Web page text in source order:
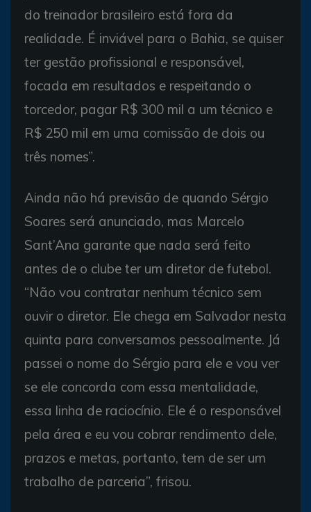
do treinador brasileiro está fora da
realidade. É inviável para o Bahia, se quiser
ter gestão profissional e responsável,
focada em resultados e respeitando o
torcedor, pagar R$ 300 mil a um técnico e
R$ 250 mil em uma comissão de dois ou
três nomes”.
Ainda não há previsão de quando Sérgio
Soares será anunciado, mas Marcelo
Sant’Ana garante que nada será feito
antes de o clube ter um diretor de futebol.
“Não vou contratar nenhum técnico sem
ouvir o diretor. Ele chega em Salvador nesta
quinta para conversamos pessoalmente. Já
passei o nome do Sérgio para ele e vou ver
se ele concorda com essa mentalidade,
essa linha de raciocínio. Ele é o responsável
pela área e eu vou cobrar rendimento dele,
prazos e metas, portanto, tem de ser um
trabalho de parceria”, frisou.